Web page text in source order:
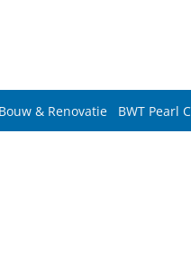
Bouw & Renovatie BWT Pearl